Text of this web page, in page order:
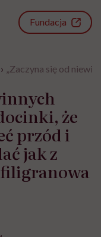
Fundacja
› „Zaczyna się od
że
przód i
jak z
filigranowa